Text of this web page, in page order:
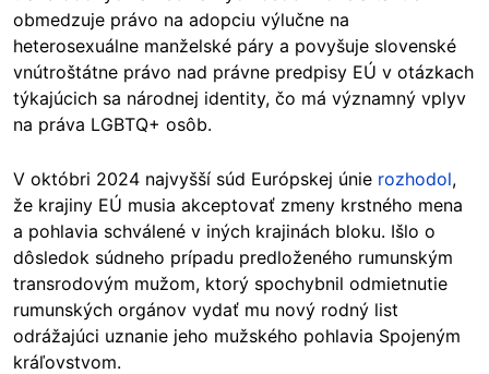
obmedzuje právo na adopciu výlučne na
heterosexuálne manželské páry a povyšuje slovenské
vnútroštátne právo nad právne predpisy EÚ v otázkach
týkajúcich sa národnej identity, čo má významný vplyv
na práva LGBTQ+ osôb.
V októbri 2024 najvyšší súd Európskej únie rozhodol,
že krajiny EÚ musia akceptovať zmeny krstného mena
a pohlavia schválené v iných krajinách bloku. Išlo o
dôsledok súdneho prípadu predloženého rumunským
transrodovým mužom, ktorý spochybnil odmietnutie
rumunských orgánov vydať mu nový rodný list
odrážajúci uznanie jeho mužského pohlavia Spojeným
kráľovstvom.